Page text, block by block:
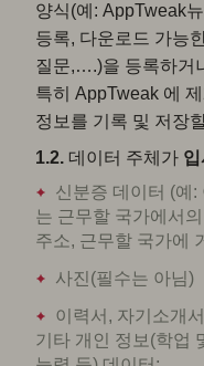
양식(예: AppTweak
등록, 다운로드 가능
질문,….)을 등록하거
특히 AppTweak 에
정보를 기록 및 저장
1.2. 데이터 주체가
신분증 데이터 (예:
는 근무할 국가에서
주소, 근무할 국가에
사진(필수는 아님)
이력서, 자기소개
기타 개인 정보(학업